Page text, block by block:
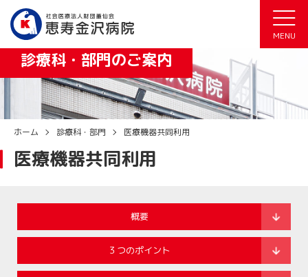
MENU
診療時間：9:00～12:00（受付 8:30～11:00）、13:00～17:15（受付 12:45
～15:30）
休診日：土曜日、日曜日、祝日、年末年始（12/29～1/3）
診療科・部門のご案内
ホーム 診療科・部門 医療機器共同利用
医療機器共同利用
概要
３つのポイント